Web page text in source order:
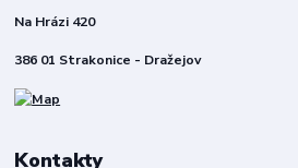
Na Hrázi 420
386 01 Strakonice - Dražejov
Kontakty